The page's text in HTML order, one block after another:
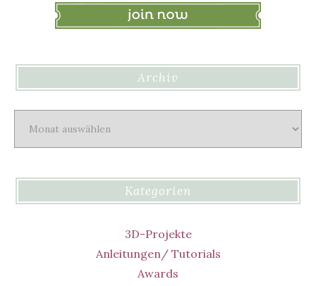
Archiv
Kategorien
3D-Projekte
Anleitungen/ Tutorials
Awards